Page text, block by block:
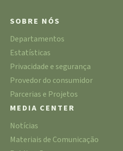
SOBRE NÓS
Departamentos
Estatísticas
Privacidade e segurança
Provedor do consumidor
Parcerias e Projetos
MEDIA CENTER
Notícias
Materiais de Comunicação